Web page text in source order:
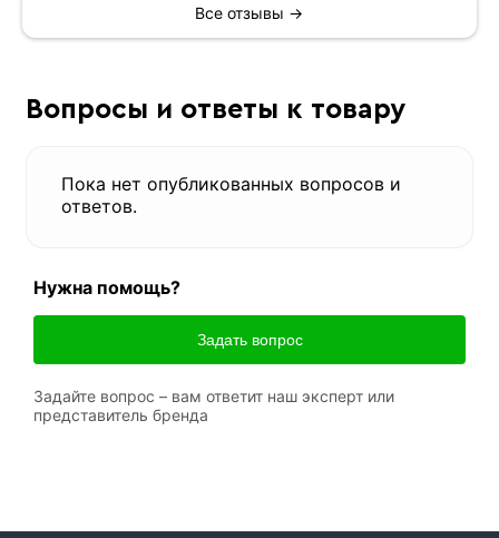
Все отзывы →
Вопросы и ответы к товару
Пока нет опубликованных вопросов и
ответов.
Нужна помощь?
Задать вопрос
Задайте вопрос – вам ответит наш эксперт или
представитель бренда